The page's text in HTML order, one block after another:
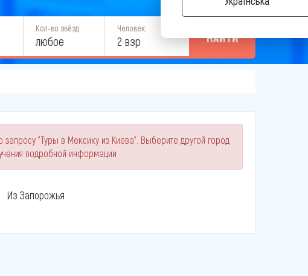
Кол-во звёзд:
любое
Человек:
2 взр НАЙТИ
"Туры в Мексику из Киева". Выберите другой город
подробной информации
Из Запорожья